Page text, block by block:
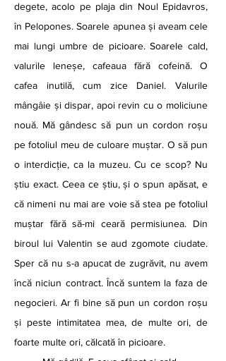
degete, acolo pe plaja din Noul Epidavros,
în Pelopones. Soarele apunea și aveam cele
mai lungi umbre de picioare. Soarele cald,
valurile leneșe, cafeaua fără cofeină. O
cafea inutilă, cum zice Daniel. Valurile
mângâie și dispar, apoi revin cu o moliciune
nouă. Mă gândesc să pun un cordon roșu
pe fotoliul meu de culoare muștar. O să pun
o interdicție, ca la muzeu. Cu ce scop? Nu
știu exact. Ceea ce știu, și o spun apăsat, e
că nimeni nu mai are voie să stea pe fotoliul
muștar fără să-mi ceară permisiunea. Din
biroul lui Valentin se aud zgomote ciudate.
Sper că nu s-a apucat de zugrăvit, nu avem
încă niciun contract. Încă suntem la faza de
negocieri. Ar fi bine să pun un cordon roșu
și peste intimitatea mea, de multe ori, de
foarte multe ori, călcată în picioare.